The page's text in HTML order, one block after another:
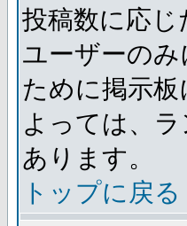
投稿数に応
ユーザーの
ために掲示
よっては、
あります。
トップに戻る